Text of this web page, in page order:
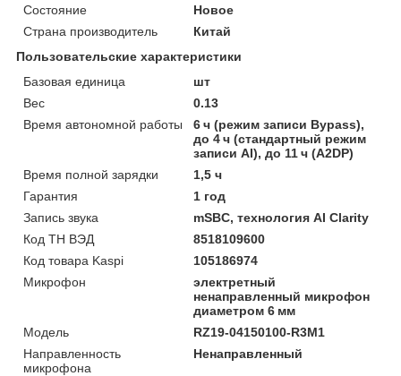
Состояние
Новое
Страна производитель
Китай
Пользовательские характеристики
Базовая единица
шт
Вес
0.13
Время автономной работы
6 ч (режим записи Bypass),
до 4 ч (стандартный режим
записи AI), до 11 ч (A2DP)
Время полной зарядки
1,5 ч
Гарантия
1 год
Запись звука
mSBC, технология AI Clarity
Код ТН ВЭД
8518109600
Код товара Kaspi
105186974
Микрофон
электретный
ненаправленный микрофон
диаметром 6 мм
Модель
RZ19-04150100-R3M1
Направленность
микрофона
Ненаправленный